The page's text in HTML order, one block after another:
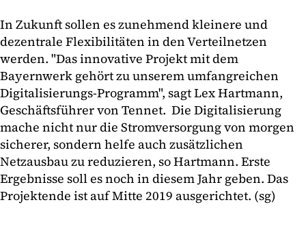
In Zukunft sollen es zunehmend kleinere und
dezentrale Flexibilitäten in den Verteilnetzen
werden. "Das innovative Projekt mit dem
Bayernwerk gehört zu unserem umfangreichen
Digitalisierungs-Programm", sagt Lex Hartmann,
Geschäftsführer von Tennet. Die Digitalisierung
mache nicht nur die Stromversorgung von morgen
sicherer, sondern helfe auch zusätzlichen
Netzausbau zu reduzieren, so Hartmann. Erste
Ergebnisse soll es noch in diesem Jahr geben. Das
Projektende ist auf Mitte 2019 ausgerichtet. (sg)